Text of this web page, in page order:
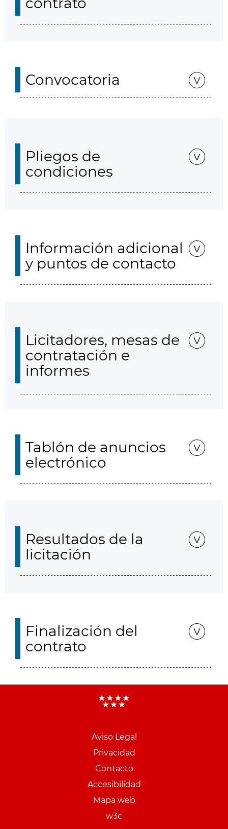
Convocatoria
Pliegos de
condiciones
Información adicional
y puntos de contacto
Licitadores, mesas de
contratación e
informes
Tablón de anuncios
electrónico
Resultados de la
licitación
Finalización del
contrato
Aviso Legal
Privacidad
Contacto
Accesibilidad
Mapa web
w3c